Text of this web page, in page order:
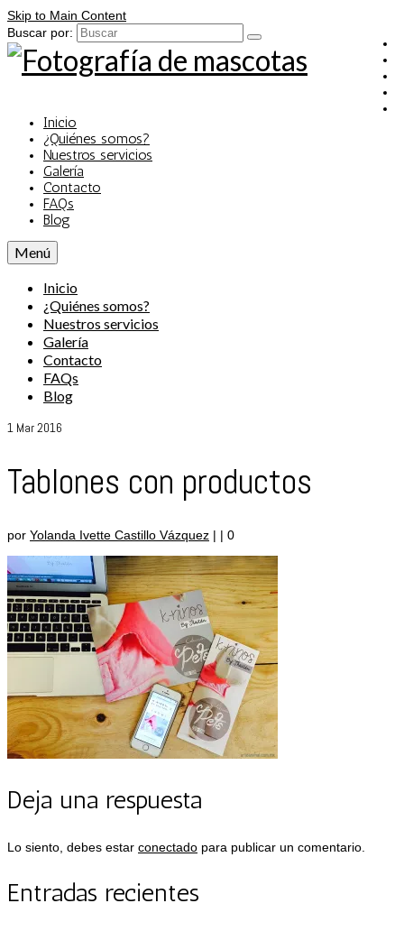
Skip to Main Content
Buscar por:
Inicio
¿Quiénes somos?
Nuestros servicios
Galería
Contacto
FAQs
Blog
Menú
Inicio
¿Quiénes somos?
Nuestros servicios
Galería
Contacto
FAQs
Blog
1 Mar 2016
Tablones con productos
por Yolanda Ivette Castillo Vázquez | | 0
Deja una respuesta
Lo siento, debes estar conectado para publicar un comentario.
Entradas recientes